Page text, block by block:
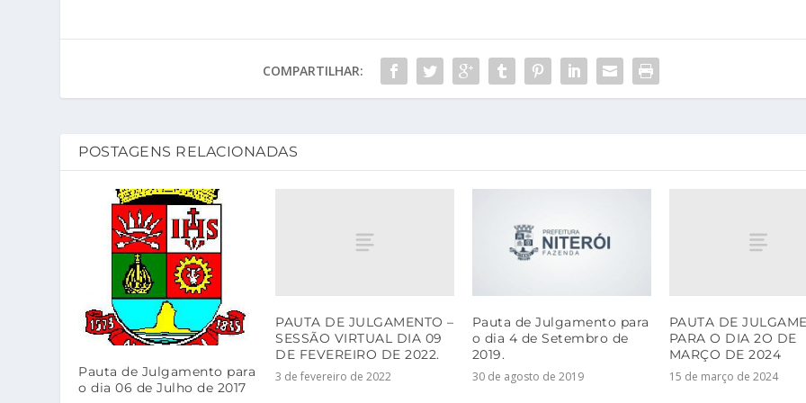
COMPARTILHAR:
POSTAGENS RELACIONADAS
Pauta de Julgamento para
o dia 06 de Julho de 2017
PAUTA DE JULGAMENTO –
SESSÃO VIRTUAL DIA 09
DE FEVEREIRO DE 2022.
3 de fevereiro de 2022
Pauta de Julgamento para
o dia 4 de Setembro de
2019.
30 de agosto de 2019
PAUTA DE
PARA O DIA 2O DE
MARÇO DE 2024
15 de março de 2024